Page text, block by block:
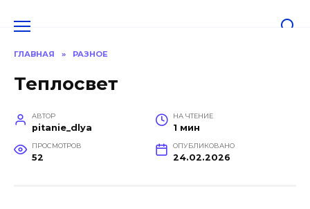
ГЛАВНАЯ » РАЗНОЕ
Теплосвет
АВТОР
pitanie_dlya
НА ЧТЕНИЕ
1 мин
ПРОСМОТРОВ
52
ОПУБЛИКОВАНО
24.02.2026